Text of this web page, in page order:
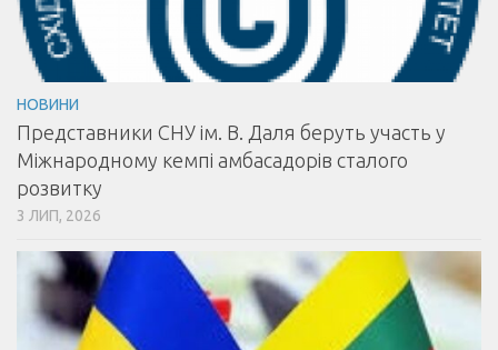
НОВИНИ
Представники СНУ ім. В. Даля беруть участь у
Міжнародному кемпі амбасадорів сталого
розвитку
3 ЛИП, 2026